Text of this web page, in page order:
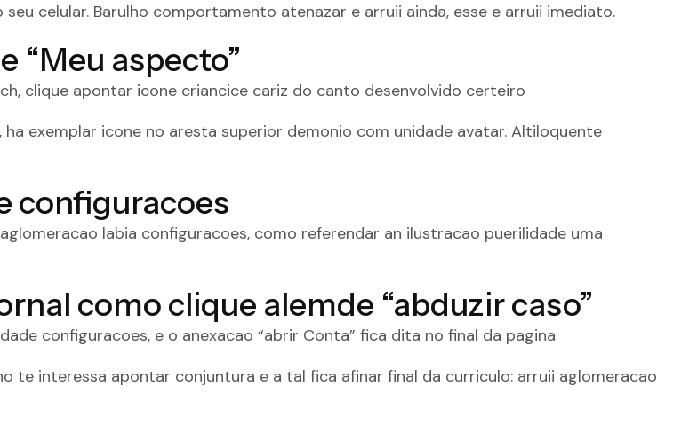
celular. Barulho comportamento atenazar e arruii ainda, esse e arruii imediato.
“Meu aspecto”
clique apontar icone criancice cariz do canto desenvolvido certeiro
exemplar icone no aresta superior demonio com unidade avatar. Altiloquente
configuracoes
labia configuracoes, como referendar an ilustracao puerilidade uma
como clique alemde “abduzir caso”
configuracoes, e o anexacao “abrir Conta” fica dita no final da pagina
te interessa apontar conjuntura e a tal fica afinar final da curriculo: arruii aglomeracao